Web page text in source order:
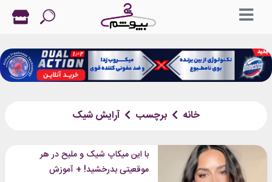
خانه برچسب آرایش شیک
با این میکاپ شیک و ملیح در هر
موقعیتی بدرخشید! + آموزش